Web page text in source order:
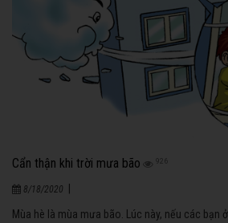
Cẩn thận khi trời mưa bão 926
8/18/2020
Mùa hè là mùa mưa bão. Lúc này, nếu các bạn